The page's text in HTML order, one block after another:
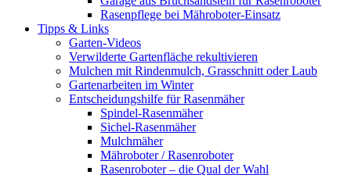
Rasenpflege bei Mähroboter-Einsatz
Tipps & Links
Garten-Videos
Verwilderte Gartenfläche rekultivieren
Mulchen mit Rindenmulch, Grasschnitt oder Laub
Gartenarbeiten im Winter
Entscheidungshilfe für Rasenmäher
Spindel-Rasenmäher
Sichel-Rasenmäher
Mulchmäher
Mähroboter / Rasenroboter
Rasenroboter – die Qual der Wahl